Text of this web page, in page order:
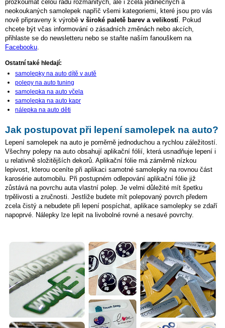
prozkoumat celou řadu rozmanitých, ale i zcela jedinečných a
neokoukaných samolepek napříč všemi kategoriemi, které jsou pro vás
nově připraveny k výrobě v široké paletě barev a velikostí . Pokud
chcete být včas informování o zásadních změnách nebo akcích,
přihlaste se do newsletteru nebo se staňte naším fanouškem na
Facebooku
Ostatní také hledají:
samolepky na auto dítě v autě
polepy na auto tuning
samolepka na auto včela
samolepka na auto kapr
nálepka na auto děti
Jak postupovat při lepení samolepek na auto?
Lepení samolepek na auto je poměrně jednoduchou a rychlou záležitostí.
Všechny polepy na auto obsahují aplikační fólií, která usnadňuje lepení i
u relativně složitějších dekorů. Aplikační fólie má záměrně nízkou
lepivost, kterou oceníte při aplikaci samotné samolepky na rovnou část
karosérie automobilu. Při postupném odlepování aplikační fólie již
zůstává na povrchu auta vlastní polep. Je velmi důležité mít špetku
trpělivosti a zručnosti. Jestliže budete mít polepovaný povrch předem
zcela čistý a nebudete při lepení pospíchat, aplikace samolepky se zdaří
napoprvé. Nálepky lze lepit na livobolné rovné a nesavé povrchy.